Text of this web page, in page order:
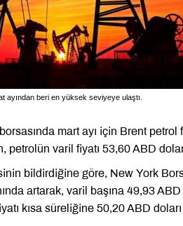
ayından beri en yüksek seviyeye ulaştı.
mart ayı için Brent
petrolün varil fiyatı 53,60 ABD
bildirdiğine göre, New York
artarak, varil başına 49,93
kısa süreliğine 50,20 ABD